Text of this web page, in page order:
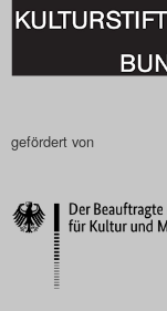
gefördert von